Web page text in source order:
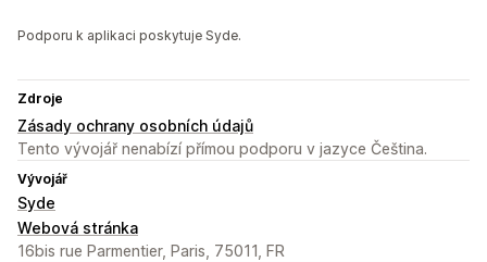
Podporu k aplikaci poskytuje Syde.
Zdroje
Zásady ochrany osobních údajů
Tento vývojář nenabízí přímou podporu v jazyce Čeština.
Vývojář
Syde
Webová stránka
16bis rue Parmentier, Paris, 75011, FR